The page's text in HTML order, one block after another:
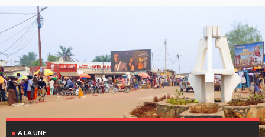
A LA UNE